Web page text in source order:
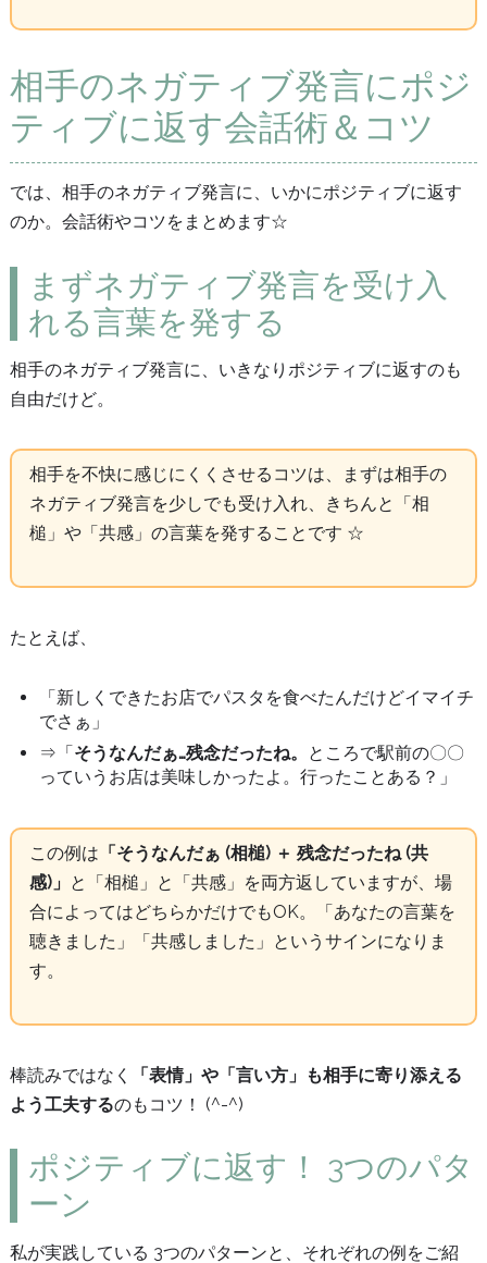
相手のネガティブ発言にポジ
ティブに返す会話術＆コツ
では、相手のネガティブ発言に、いかにポジティブに返す
のか。会話術やコツをまとめます☆
まずネガティブ発言を受け入
れる言葉を発する
相手のネガティブ発言に、いきなりポジティブに返すのも
自由だけど。
相手を不快に感じにくくさせるコツは、まずは相手の
ネガティブ発言を少しでも受け入れ、きちんと「相
槌」や「共感」の言葉を発することです ☆
たとえば、
「新しくできたお店でパスタを食べたんだけどイマイチ
でさぁ」
⇒「そうなんだぁ…残念だったね。 ところで駅前の〇〇
っていうお店は美味しかったよ。行ったことある？」
この例は 「そうなんだぁ (相槌) ＋ 残念だったね (共
感)」 と「相槌」と「共感」を両方返していますが、場
合によってはどちらかだけでもOK。「あなたの言葉を
聴きました」「共感しました」というサインになりま
す。
棒読みではなく
「表情」や「言い方」も相手に寄り添える
よう工夫するのもコツ！ (^-^)
ポジティブに返す！ 3つのパタ
ーン
私が実践している 3つのパターンと、それぞれの例をご紹